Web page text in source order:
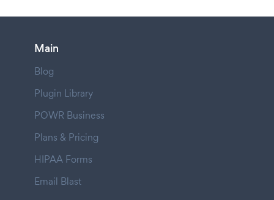
Main
Blog
Plugin Library
POWR Business
Plans & Pricing
HIPAA Forms
Email Blast